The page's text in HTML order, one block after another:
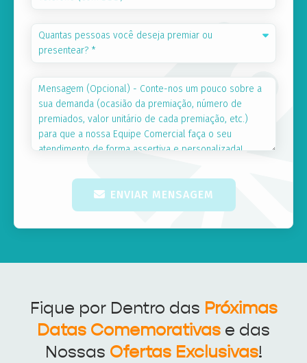
Quantas pessoas você deseja premiar ou
presentear? *
ENVIAR MENSAGEM
Fique por Dentro das Próximas
Datas Comemorativas e das
Nossas Ofertas Exclusivas!